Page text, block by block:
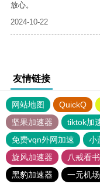
放心。
2024-10-22
友情链接
网站地图 QuickQ
坚果加速器
tiktok加
免费vqn外网加速
小
旋风加速器
八戒看书
黑豹加速器
一元机场